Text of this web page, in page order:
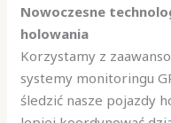
Nowoczesne
holowania
Korzystamy z
systemy monitoringu
śledzić nasze pojazdy